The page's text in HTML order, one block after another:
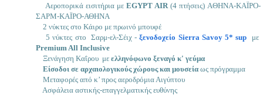
Αεροπορικά εισιτήρια μεEGYPT AIR (4 πτήσεις) AΘΗΝΑ-ΚΑΪΡΟ-
ΣΑΡΜ-ΚΑΪΡΟ-ΑΘΗΝΑ
2 νύκτες στο Κάιρο με πρωινό μπουφέ
5 νύκτες στο Σαρμ-ελ-Σέιχ -ξενοδοχείο Sierra Savoy 5* sup με
Premium All Inclusive
Ξενάγηση Καΐρου μεελληνόφωνο ξεναγό κ' γεύμα
Είσοδοι σε αρχαιολογικούς χώρους και μουσεία ως πρόγραμμα
Μεταφορές από κ’ προς αεροδρόμια Αιγύπτου
Ασφάλεια αστικής-επαγγελματικής ευθύνης